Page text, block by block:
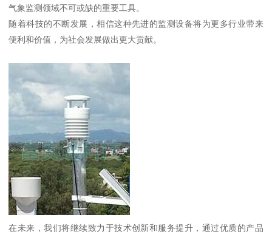
气象监测领域不可或缺的重要工具。
随着科技的不断发展，相信这种先进的监测设备将为更多行业带来
便利和价值，为社会发展做出更大贡献。
在未来，我们将继续致力于技术创新和服务提升，通过优质的产品